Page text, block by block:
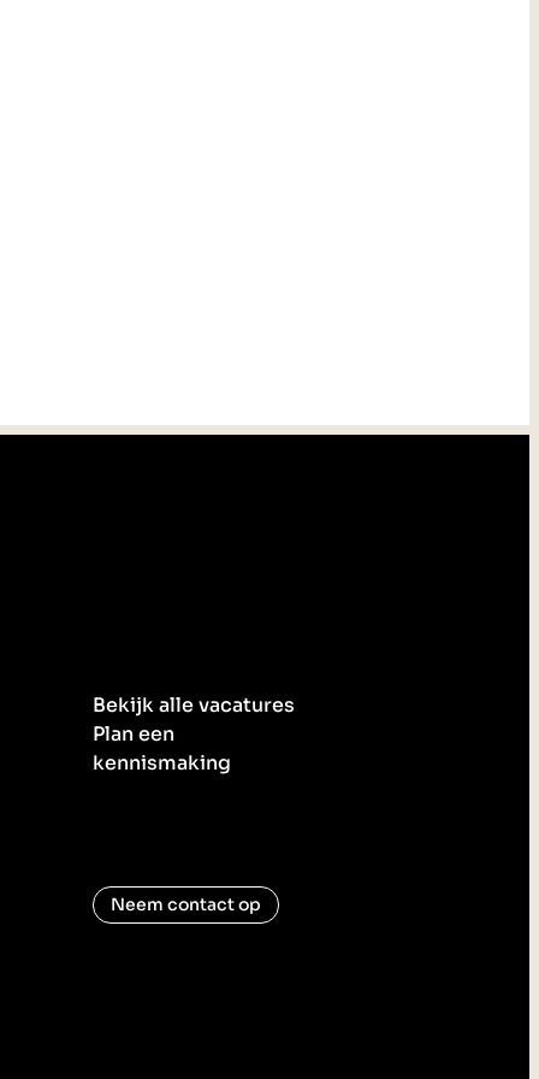
Bekijk alle vacatures
Plan een
kennismaking
Neem contact op